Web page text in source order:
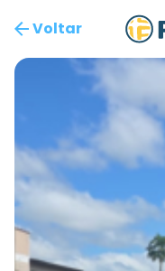
Voltar